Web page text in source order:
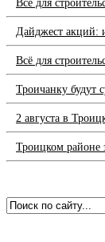
Всё для
Дайджест акций:
Всё для
Троичанку будут
2 августа в
Троицком районе